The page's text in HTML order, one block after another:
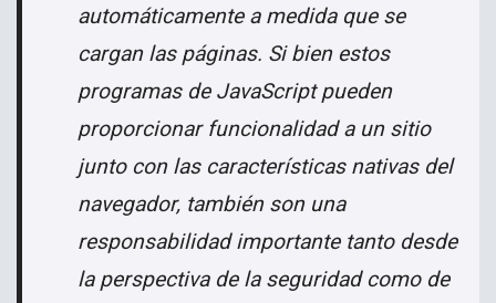
automáticamente a medida que se
cargan las páginas. Si bien estos
programas de JavaScript pueden
proporcionar funcionalidad a un sitio
junto con las características nativas del
navegador, también son una
responsabilidad importante tanto desde
la perspectiva de la seguridad como de